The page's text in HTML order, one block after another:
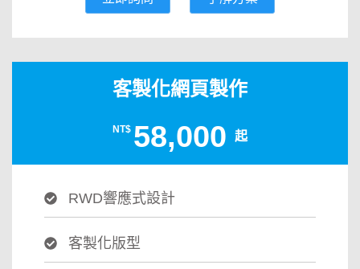
客製化網頁製作
NT$ 58,000 起
RWD響應式設計
客製化版型